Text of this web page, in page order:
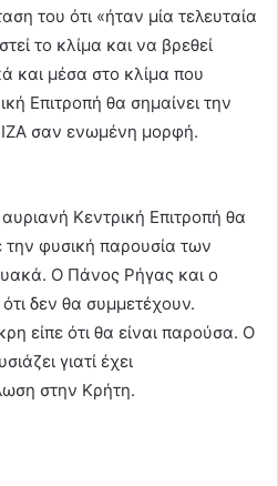
του ότι «ήταν μία τελευταία
το κλίμα και να βρεθεί
και μέσα στο κλίμα που
Επιτροπή θα σημαίνει την
σαν ενωμένη μορφή.
Κεντρική Επιτροπή θα
την φυσική παρουσία των
Ο Πάνος Ρήγας και ο
δεν θα συμμετέχουν.
είπε ότι θα είναι παρούσα. Ο
γιατί έχει
στην Κρήτη.